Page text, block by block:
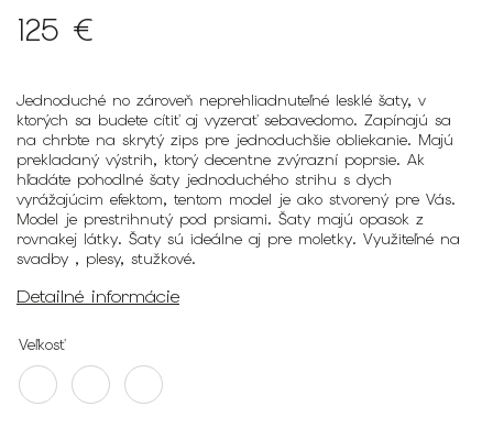
125 €
Jednoduché no zároveň neprehliadnuteľné lesklé šaty, v
ktorých sa budete cítiť aj vyzerať sebavedomo. Zapínajú sa
na chrbte na skrytý zips pre jednoduchšie obliekanie. Majú
prekladaný výstrih, ktorý decentne zvýrazní poprsie. Ak
hľadáte pohodlné šaty jednoduchého strihu s dych
vyrážajúcim efektom, tentom model je ako stvorený pre Vás.
Model je prestrihnutý pod prsiami. Šaty majú opasok z
rovnakej látky. Šaty sú ideálne aj pre moletky. Využiteľné na
svadby , plesy, stužkové.
Detailné informácie
Veľkosť